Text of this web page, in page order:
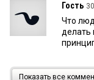
Гость
Что
делать
Показать все